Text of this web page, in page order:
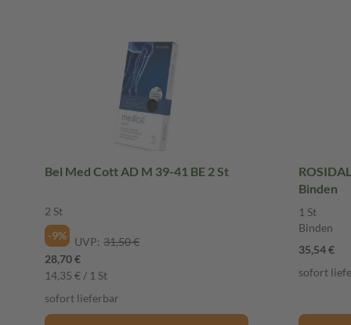
Bel Med Cott AD M 39-41 BE 2 St
2 St
-9%
UVP: 31,50 €
28,70 €
14,35 € / 1 St
sofort lieferbar
Binden
1 St
Binden
35,54 €
sofort